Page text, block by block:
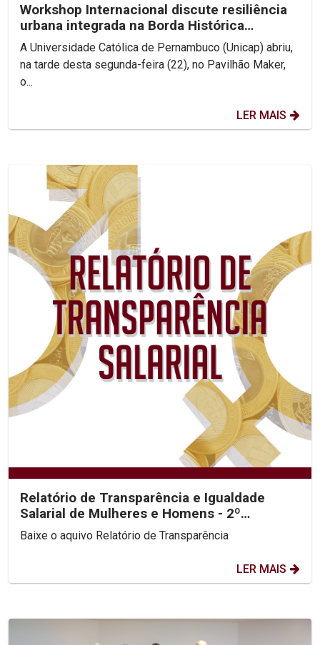
Workshop Internacional discute resiliência
urbana integrada na Borda Histórica
Continental do Recife
A Universidade Católica de Pernambuco (Unicap) abriu,
na tarde desta segunda-feira (22), no Pavilhão Maker,
o...
LER MAIS
Relatório de Transparência e Igualdade
Salarial de Mulheres e Homens - 2º
Semestre 2025Baixe o aquivo Relatório de Transparência
LER MAIS